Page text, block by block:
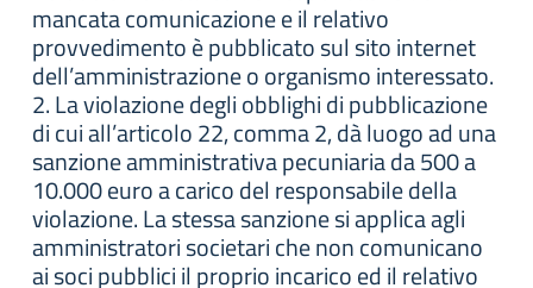
mancata comunicazione e il relativo
provvedimento è pubblicato sul sito internet
dell’amministrazione o organismo interessato.
2. La violazione degli obblighi di pubblicazione
di cui all’articolo 22, comma 2, dà luogo ad una
sanzione amministrativa pecuniaria da 500 a
10.000 euro a carico del responsabile della
violazione. La stessa sanzione si applica agli
amministratori societari che non comunicano
ai soci pubblici il proprio incarico ed il relativo